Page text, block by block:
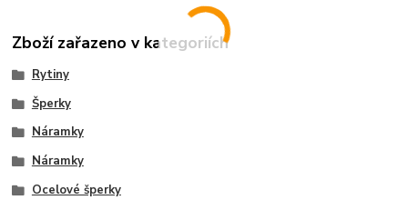
Zboží zařazeno v kategoriích
Rytiny
Šperky
Náramky
Náramky
Ocelové šperky